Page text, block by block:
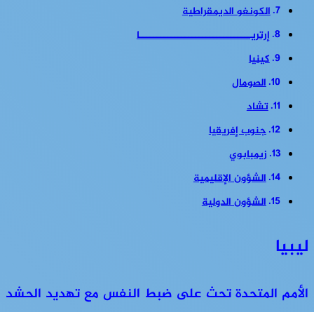
الكونغو الديمقراطية
إرتريــــــــــــــــــــــــــــــــا
كينيا
الصومال
تشاد
جنوب إفريقيا
زيمبابوي
الشؤون الإقليمية
الشؤون الدولية
ليبيا
الأمم المتحدة تحث على ضبط النفس مع تهديد الحشد